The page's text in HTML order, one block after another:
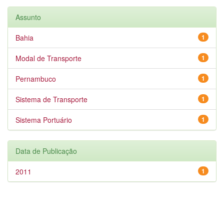
Assunto
1
Bahia
1
Modal de Transporte
1
Pernambuco
1
Sistema de Transporte
1
Sistema Portuário
Data de Publicação
1
2011